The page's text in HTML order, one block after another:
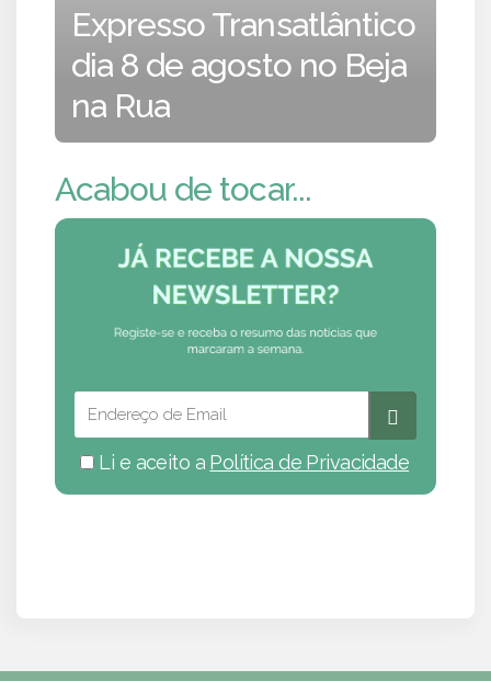
Expresso Transatlântico
dia 8 de agosto no Beja
na Rua
Acabou de tocar...
Li e aceito a Política de Privacidade